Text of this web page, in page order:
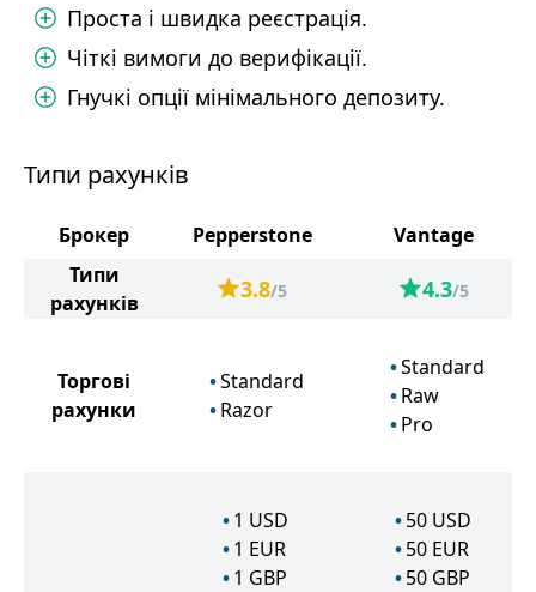
Проста і швидка реєстрація.
Чіткі вимоги до верифікації.
Гнучкі опції мінімального депозиту.
Типи рахунків
Брокер Pepperstone
Vantage
Типи
рахунків
3.8/5 4.3/5
Торгові
рахунки
Standard
Razor
Standard
Raw
Pro
1 USD
1 EUR
1 GBP
50 USD
50 EUR
50 GBP